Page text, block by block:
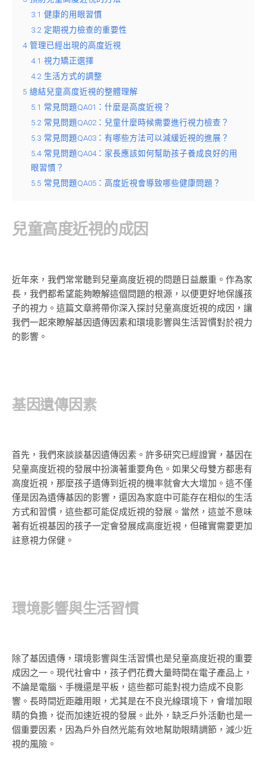
3.1 健康的用眼習慣
3.2 定期視力檢查的重要性
4 管理已經出現的高度近視
4.1 視力矯正選擇
4.2 生活方式的調整
5 總結兒童高度近視的整體理解
5.1 常見問題QA01：什麼是高度近視？
5.2 常見問題QA02：兒童什麼時候需要進行視力檢查？
5.3 常見問題QA03：有哪些方法可以減緩近視的進展？
5.4 常見問題QA04：家長應該如何幫助孩子養成良好的用
眼習慣？
5.5 常見問題QA05：高度近視會導致哪些健康問題？
兒童高度近視的成因
近年來，我們常常聽到兒童高度近視的問題日益嚴重。作為家
長，我們都希望能夠瞭解這個問題的根源，以便更好地保護孩
子的視力。這篇文章將帶你深入探討兒童高度近視的成因，讓
我們一起來瞭解基因遺傳因素和環境影響與生活習慣對於視力
的影響。
基因遺傳因素
首先，我們來談談基因遺傳因素。許多研究已經證實，基因在
兒童高度近視的發展中扮演著重要角色。如果父母雙方都患有
高度近視，那麼孩子遺傳到近視的機率就會大大增加。這不僅
僅是因為遺傳基因的影響，還因為家庭中可能存在相似的生活
方式和習慣，這些都可能促成近視的發展。當然，這並不意味
著有近視基因的孩子一定會發展成高度近視，但確實需要更加
註意視力保健。
環境影響與生活習慣
除了基因遺傳，環境影響與生活習慣也是兒童高度近視的重要
成因之一。現代社會中，孩子們花費大量時間在電子產品上，
不論是電腦、手機還是平板，這些都可能對視力造成不良影
響。長時間近距離用眼，尤其是在不良光線環境下，會增加眼
睛的負擔，從而加速近視的發展。此外，缺乏戶外活動也是一
個重要因素，因為戶外自然光能有效地幫助眼睛調節，減少近
視的風險。